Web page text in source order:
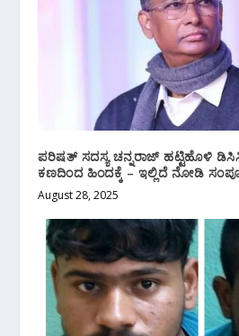
ಪರಿಷತ್ ಸದಸ್ಯ ಚನ್ನರಾಜ್ ಹಟ್ಟಿಹೊಳಿ
ಕಣದಿಂದ ಹಿಂದಕ್ಕೆ – ಇಲ್ಲಿದೆ ನೋಡಿ
August 28, 2025